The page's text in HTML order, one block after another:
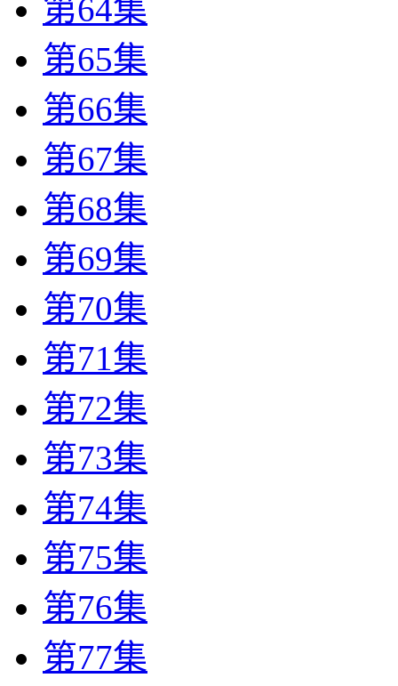
第64集
第65集
第66集
第67集
第68集
第69集
第70集
第71集
第72集
第73集
第74集
第75集
第76集
第77集